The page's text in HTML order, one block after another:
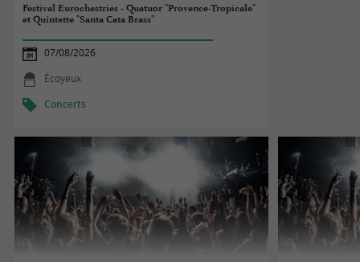
Festival Eurochestries - Quatuor "Provence-Tropicale"
et Quintette "Santa Cata Brass"
07/08/2026
Écoyeux
Concerts